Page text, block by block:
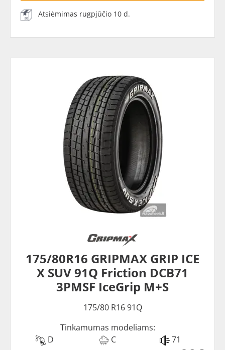
Atsiėmimas rugpjūčio 10 d.
175/80R16 GRIPMAX GRIP ICE
X SUV 91Q Friction DCB71
3PMSF IceGrip M+S
175/80 R16 91Q
Tinkamumas modeliams:
D
C 71